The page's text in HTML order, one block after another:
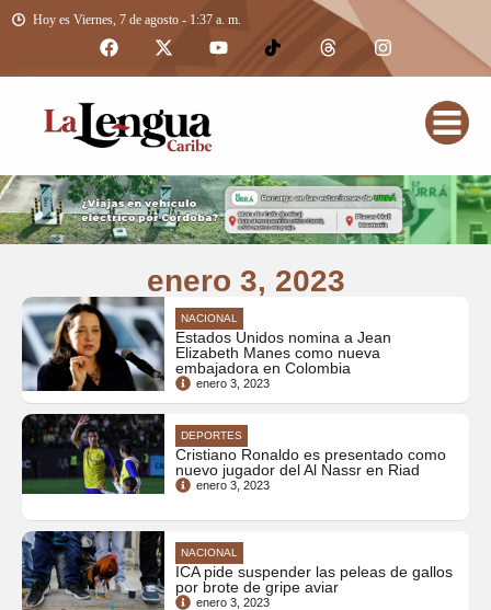
Hoy es Viernes, 7 de agosto - 1:37 a. m.
enero 3, 2023
NACIONAL
Estados Unidos nomina a Jean
Elizabeth Manes como nueva
embajadora en Colombia
enero 3, 2023
DEPORTES
Cristiano Ronaldo es presentado como
nuevo jugador del Al Nassr en Riad
enero 3, 2023
NACIONAL
ICA pide suspender las peleas de gallos
por brote de gripe aviar
enero 3, 2023